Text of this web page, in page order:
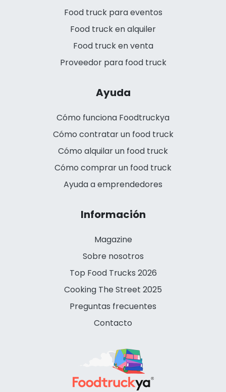
Food truck para eventos
Food truck en alquiler
Food truck en venta
Proveedor para food truck
Ayuda
Cómo funciona Foodtruckya
Cómo contratar un food truck
Cómo alquilar un food truck
Cómo comprar un food truck
Ayuda a emprendedores
Información
Magazine
Sobre nosotros
Top Food Trucks 2026
Cooking The Street 2025
Preguntas frecuentes
Contacto